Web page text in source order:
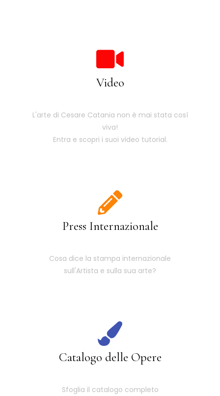
Video
L'arte di Cesare Catania non è mai stata così
viva!
Entra e scopri i suoi video tutorial.
Press Internazionale
Cosa dice la stampa internazionale
sull'Artista e sulla sua arte?
Catalogo delle Opere
Sfoglia il catalogo completo